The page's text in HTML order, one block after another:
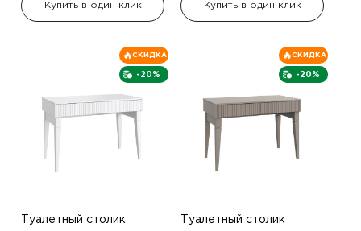
Купить в один клик Купить в один клик
-20%
СКИДКА
Туалетный столик
-20%
СКИДКА
Туалетный столик